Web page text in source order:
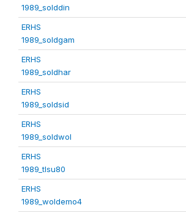
1989_solddin
ERHS
1989_soldgam
ERHS
1989_soldhar
ERHS
1989_soldsid
ERHS
1989_soldwol
ERHS
1989_tlsu80
ERHS
1989_woldemo4